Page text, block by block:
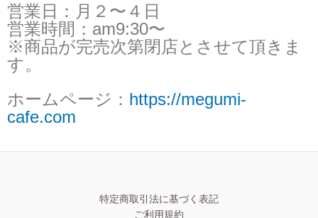
営業日：月２〜４日
営業時間：am9:30〜
※商品が完売次第閉店とさせて頂きま
す。
ホームページ： https://megumi-
cafe.com
特定商取引法に基づく表記
ご利用規約